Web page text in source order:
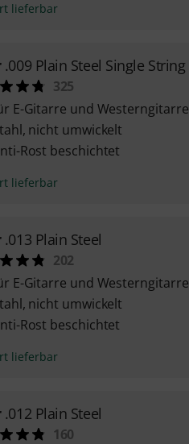
lieferbar
.009 Plain Steel Single String
325
E-Gitarre und Westerngitarre
nicht umwickelt
Rost beschichtet
lieferbar
.013 Plain Steel
202
E-Gitarre und Westerngitarre
nicht umwickelt
Rost beschichtet
lieferbar
.012 Plain Steel
160